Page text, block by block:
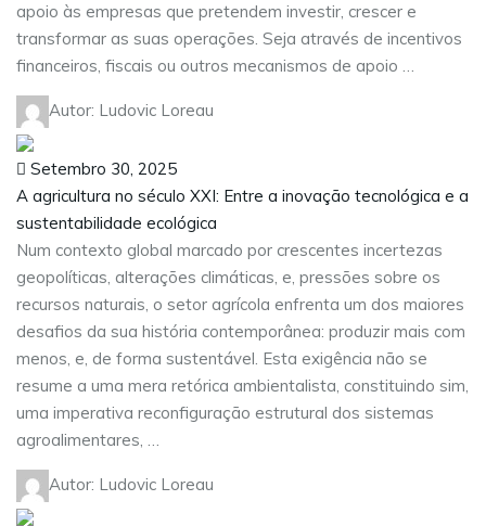
apoio às empresas que pretendem investir, crescer e
transformar as suas operações. Seja através de incentivos
financeiros, fiscais ou outros mecanismos de apoio …
Autor: Ludovic Loreau
Setembro 30, 2025
A agricultura no século XXI: Entre a inovação tecnológica e a
sustentabilidade ecológica
Num contexto global marcado por crescentes incertezas
geopolíticas, alterações climáticas, e, pressões sobre os
recursos naturais, o setor agrícola enfrenta um dos maiores
desafios da sua história contemporânea: produzir mais com
menos, e, de forma sustentável. Esta exigência não se
resume a uma mera retórica ambientalista, constituindo sim,
uma imperativa reconfiguração estrutural dos sistemas
agroalimentares, …
Autor: Ludovic Loreau